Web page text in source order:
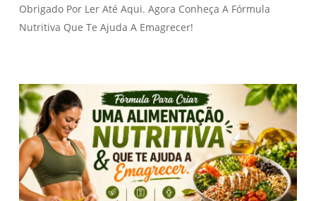
Obrigado Por Ler Até Aqui. Agora Conheça A Fórmula
Nutritiva Que Te Ajuda A Emagrecer!